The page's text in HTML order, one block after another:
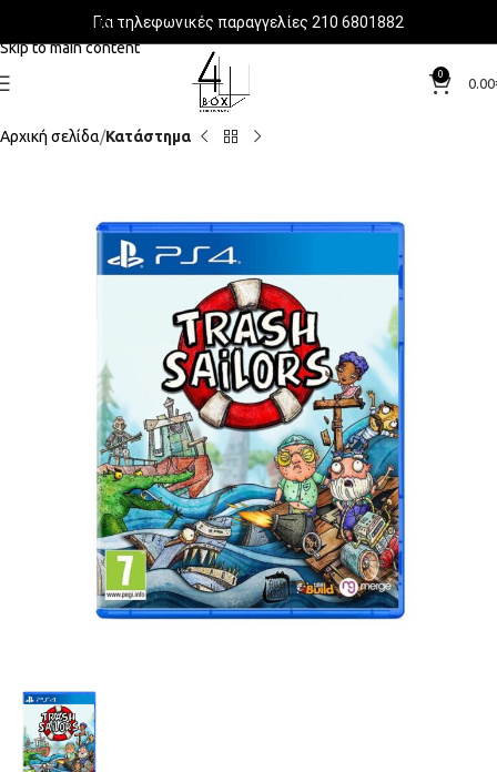
Skip to navigation
Skip to main content
Για τηλεφωνικές παραγγελίες 210 6801882
0
0.00
Αρχική σελίδα Κατάστημα